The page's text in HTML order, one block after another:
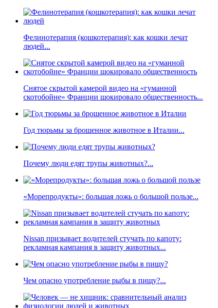
Фелинотерапия (кошкотерапия): как кошки лечат
людей...
Снятое скрытой камерой видео на «гуманной
скотобойне» Франции шокировало общественность...
Год тюрьмы за брошенное животное в Италии...
Почему люди едят трупы животных?...
«Морепродукты»: большая ложь о большой пользе...
Nissan призывает водителей стучать по капоту:
рекламная кампания в защиту животных...
Чем опасно употребление рыбы в пищу?...